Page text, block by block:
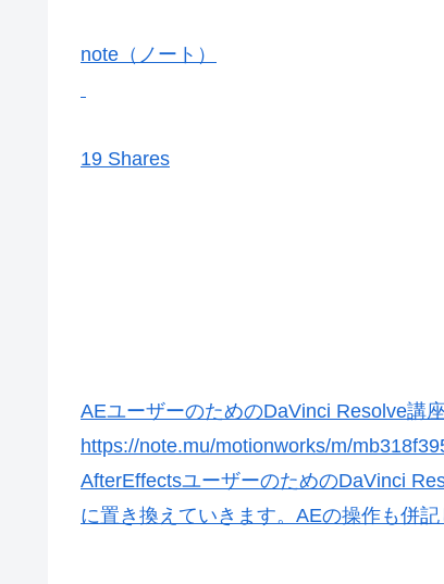
note（ノート）
19 Shares
AEユーザーのためのDaVinci Resolve講
https://note.mu/motionworks/m/
AfterEffectsユーザーのためのDaVinci
に置き換えていきます。AEの操作も併